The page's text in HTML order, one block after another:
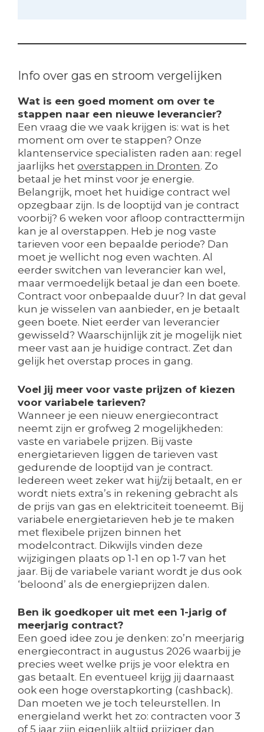
Info over gas en stroom vergelijken
Wat is een goed moment om over te
stappen naar een nieuwe leverancier?
Een vraag die we vaak krijgen is: wat is het
moment om over te stappen? Onze
klantenservice specialisten raden aan: regel
jaarlijks het overstappen in Dronten. Zo
betaal je het minst voor je energie.
Belangrijk, moet het huidige contract wel
opzegbaar zijn. Is de looptijd van je contract
voorbij? 6 weken voor afloop contracttermijn
kan je al overstappen. Heb je nog vaste
tarieven voor een bepaalde periode? Dan
moet je wellicht nog even wachten. Al
eerder switchen van leverancier kan wel,
maar vermoedelijk betaal je dan een boete.
Contract voor onbepaalde duur? In dat geval
kun je wisselen van aanbieder, en je betaalt
geen boete. Niet eerder van leverancier
gewisseld? Waarschijnlijk zit je mogelijk niet
meer vast aan je huidige contract. Zet dan
gelijk het overstap proces in gang.
Voel jij meer voor vaste prijzen of kiezen
voor variabele tarieven?
Wanneer je een nieuw energiecontract
neemt zijn er grofweg 2 mogelijkheden:
vaste en variabele prijzen. Bij vaste
energietarieven liggen de tarieven vast
gedurende de looptijd van je contract.
Iedereen weet zeker wat hij/zij betaalt, en er
wordt niets extra’s in rekening gebracht als
de prijs van gas en elektriciteit toeneemt. Bij
variabele energietarieven heb je te maken
met flexibele prijzen binnen het
modelcontract. Dikwijls vinden deze
wijzigingen plaats op 1-1 en op 1-7 van het
jaar. Bij de variabele variant wordt je dus ook
‘beloond’ als de energieprijzen dalen.
Ben ik goedkoper uit met een 1-jarig of
meerjarig contract?
Een goed idee zou je denken: zo’n meerjarig
energiecontract in augustus 2026 waarbij je
precies weet welke prijs je voor elektra en
gas betaalt. En eventueel krijg jij daarnaast
ook een hoge overstapkorting (cashback).
Dan moeten we je toch teleurstellen. In
energieland werkt het zo: contracten voor 3
of 5 jaar zijn eigenlijk altijd prijziger dan